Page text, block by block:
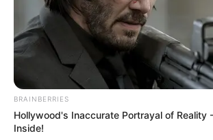
BRAINBERRIES
Hollywood's Inaccurate Portrayal of Reality
Inside!